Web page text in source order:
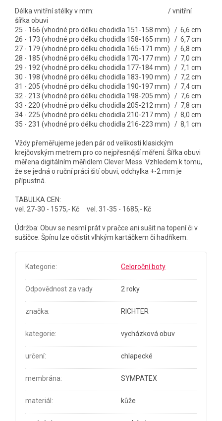
Délka vnitřní stélky v mm: / vnitřní
šířka obuvi
25 - 166 (vhodné pro délku chodidla 151-158 mm) / 6,6 cm
26 - 173 (vhodné pro délku chodidla 158-165 mm) / 6,7 cm
27 - 179 (vhodné pro délku chodidla 165-171 mm) / 6,8 cm
28 - 185 (vhodné pro délku chodidla 170-177 mm) / 7,0 cm
29 - 192 (vhodné pro délku chodidla 177-184 mm) / 7,1 cm
30 - 198 (vhodné pro délku chodidla 183-190 mm) / 7,2 cm
31 - 205 (vhodné pro délku chodidla 190-197 mm) / 7,4 cm
32 - 213 (vhodné pro délku chodidla 198-205 mm) / 7,6 cm
33 - 220 (vhodné pro délku chodidla 205-212 mm) / 7,8 cm
34 - 225 (vhodné pro délku chodidla 210-217 mm) / 8,0 cm
35 - 231 (vhodné pro délku chodidla 216-223 mm) / 8,1 cm
Vždy přeměřujeme jeden pár od velikosti klasickým
krejčovským metrem pro co nejpřesnější měření. Šířka obuvi
měřena digitálním měřidlem Clever Mess. Vzhledem k tomu,
že se jedná o ruční práci šití obuvi, odchylka +-2 mm je
přípustná.
TABULKA CEN:
vel. 27-30 - 1575,- Kč vel. 31-35 - 1685,- Kč
Údržba: Obuv se nesmí prát v pračce ani sušit na topení či v
sušičce. Špínu lze očistit vlhkým kartáčkem či hadříkem.
Kategorie: Celoroční boty
Odpovědnost za vady 2 roky
značka: RICHTER
kategorie: vycházková obuv
určení: chlapecké
membrána: SYMPATEX
materiál : kůže